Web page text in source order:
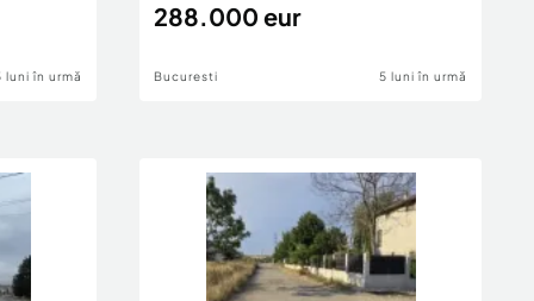
luni în urmă
288.000 eur
Bucuresti 5 luni în urmă